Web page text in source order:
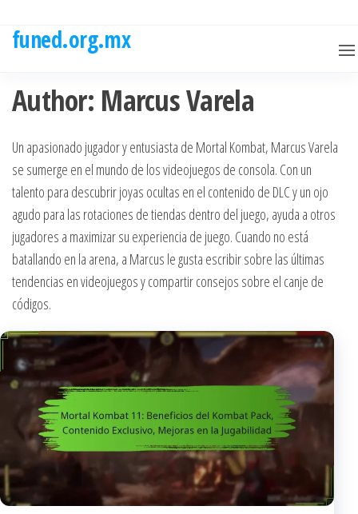
funed.org.mx
Author: Marcus Varela
Un apasionado jugador y entusiasta de Mortal Kombat, Marcus Varela
se sumerge en el mundo de los videojuegos de consola. Con un
talento para descubrir joyas ocultas en el contenido de DLC y un ojo
agudo para las rotaciones de tiendas dentro del juego, ayuda a otros
jugadores a maximizar su experiencia de juego. Cuando no está
batallando en la arena, a Marcus le gusta escribir sobre las últimas
tendencias en videojuegos y compartir consejos sobre el canje de
códigos.